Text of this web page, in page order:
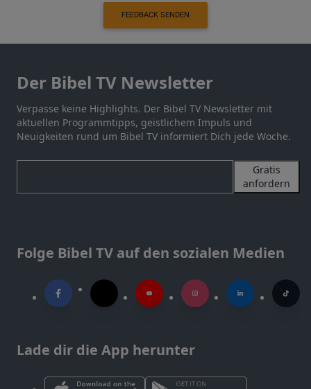
FEEDBACK SENDEN
Der Bibel TV Newsletter
Verpasse keine Highlights. Der Bibel TV Newsletter mit
aktuellen Programmtipps, geistlichem Impuls und
Neuigkeiten rund um Bibel TV informiert Dich jede Woche.
Gratis
anfordern
Folge Bibel TV auf den sozialen Medien
Lade dir die App herunter